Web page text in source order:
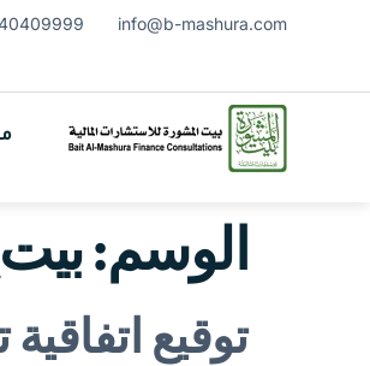
info@b-mashura.com
الوسم:
توقيع